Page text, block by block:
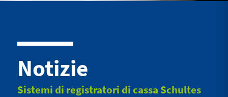
Notizie
Sistemi di registratori di cassa Schultes